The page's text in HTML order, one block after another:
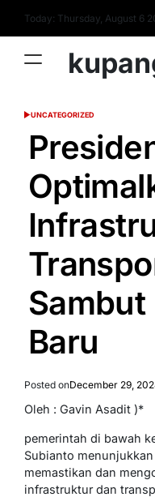
content
Today: Thursday, August 6
POSTED
UNCATEGORIZED
Sambut
Baru
Posted onDecember 29,
Oleh : Gavin Asadit )*
pemerintah di bawah
Subianto
memastikan dan
infrastruktur dan